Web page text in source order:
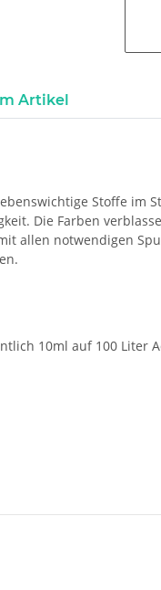
Artikel
Stoffe im
Die Farben
allen notwendigen
10ml auf 100 Liter